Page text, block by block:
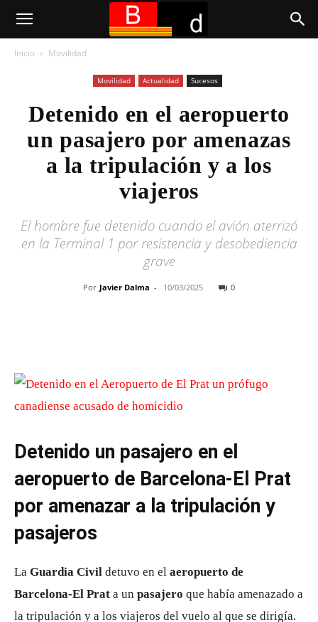
Inicio Movilidad
Movilidad Actualidad Sucesos
Detenido en el aeropuerto
un pasajero por amenazas
a la tripulación y a los
viajeros
El hombre fue detenido cuando el avión aterrizó
en la Terminal 1 por resistencia y desobediencia
grave
Por Javier Dalma - 10/03/2025 0
Detenido un pasajero en el
aeropuerto de Barcelona-El Prat
por amenazar a la tripulación y
pasajeros
La Guardia Civil detuvo en el aeropuerto de
Barcelona-El Prat a un pasajero que había amenazado a
la tripulación y a los viajeros del vuelo al que se dirigía.